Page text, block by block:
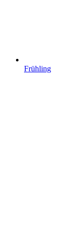
Frühling